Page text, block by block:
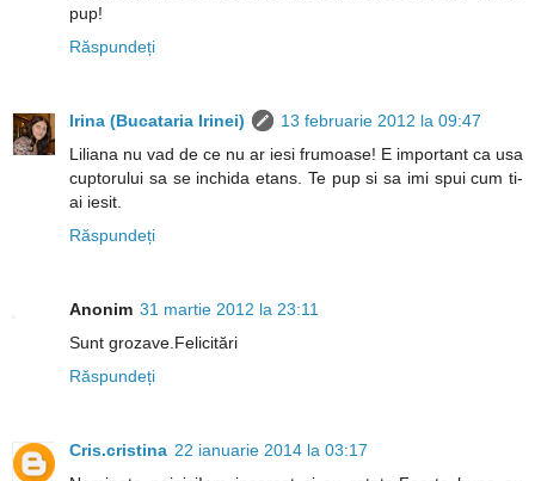
pup!
Răspundeți
Irina (Bucataria Irinei)
13 februarie 2012 la 09:47
Liliana nu vad de ce nu ar iesi frumoase! E important ca usa
cuptorului sa se inchida etans. Te pup si sa imi spui cum ti-
ai iesit.
Răspundeți
Anonim 31 martie 2012 la 23:11
Sunt grozave.Felicitări
Răspundeți
Cris.cristina 22 ianuarie 2014 la 03:17